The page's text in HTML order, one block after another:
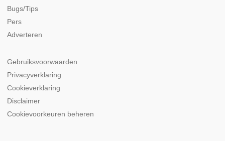
Bugs/Tips
Pers
Adverteren
Gebruiksvoorwaarden
Privacyverklaring
Cookieverklaring
Disclaimer
Cookievoorkeuren beheren